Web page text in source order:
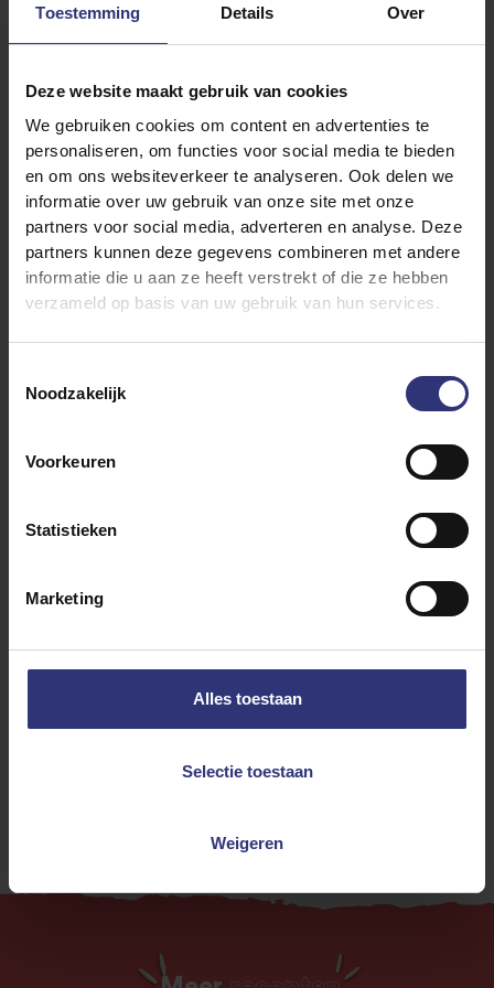
Toestemming Details Over
Deze website maakt gebruik van cookies
We gebruiken cookies om content en advertenties te
personaliseren, om functies voor social media te bieden
en om ons websiteverkeer te analyseren. Ook delen we
informatie over uw gebruik van onze site met onze
partners voor social media, adverteren en analyse. Deze
partners kunnen deze gegevens combineren met andere
informatie die u aan ze heeft verstrekt of die ze hebben
verzameld op basis van uw gebruik van hun services.
Noodzakelijk
Voorkeuren
Statistieken
Marketing
Alles toestaan
Selectie toestaan
Weigeren
4 rode uien, gesnipperd
2 teentjes knoflook, geperst
2 tl gemalen komijnzaad
chilivlokken, naar smaak
koriander, om te garneren
Vergelijkbare recepten ontdekken
Vegetarisch